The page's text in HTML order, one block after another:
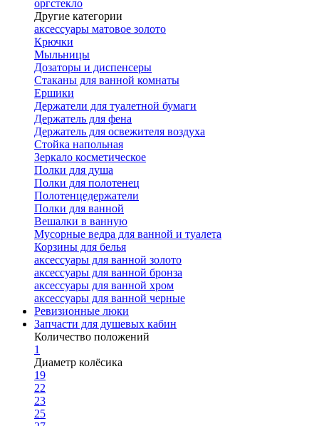
оргстекло
Другие категории
аксессуары матовое золото
Крючки
Мыльницы
Дозаторы и диспенсеры
Стаканы для ванной комнаты
Ершики
Держатели для туалетной бумаги
Держатель для фена
Держатель для освежителя воздуха
Стойка напольная
Зеркало косметическое
Полки для душа
Полки для полотенец
Полотенцедержатели
Полки для ванной
Вешалки в ванную
Мусорные ведра для ванной и туалета
Корзины для белья
аксессуары для ванной золото
аксессуары для ванной бронза
аксессуары для ванной хром
аксессуары для ванной черные
Ревизионные люки
Запчасти для душевых кабин
Количество положений
1
Диаметр колёсика
19
22
23
25